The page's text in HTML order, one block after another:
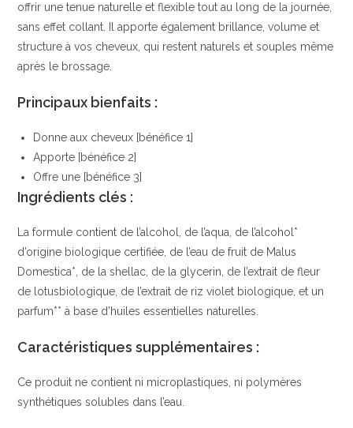
offrir une tenue naturelle et flexible tout au long de la journée,
sans effet collant. Il apporte également brillance, volume et
structure à vos cheveux, qui restent naturels et souples même
après le brossage.
Principaux bienfaits :
Donne aux cheveux [bénéfice 1]
Apporte [bénéfice 2]
Offre une [bénéfice 3]
Ingrédients clés :
La formule contient de l’alcohol, de l’aqua, de l’alcohol*
d’origine biologique certifiée, de l’eau de fruit de Malus
Domestica*, de la shellac, de la glycerin, de l’extrait de fleur
de lotusbiologique, de l’extrait de riz violet biologique, et un
parfum** à base d’huiles essentielles naturelles.
Caractéristiques supplémentaires :
Ce produit ne contient ni microplastiques, ni polymères
synthétiques solubles dans l’eau.